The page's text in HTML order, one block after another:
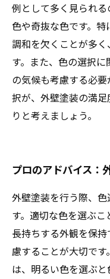
例として多く見られ
色や奇抜な色です。
調和を欠くことが多
す。また、色の選択
の気候も考慮する必
択が、外壁塗装の満
りと考えましょう。
プロのアドバイス：
外壁塗装を行う際、
す。適切な色を選ぶこ
長持ちする外観を保
慮することが大切で
は、明るい色を選ぶ